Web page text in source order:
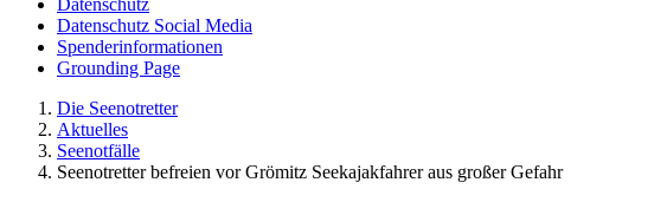
Datenschutz Social Media
Spenderinformationen
Grounding Page
Die Seenotretter
Aktuelles
Seenotfälle
Seenotretter befreien vor Grömitz Seekajakfahrer aus großer Gefahr